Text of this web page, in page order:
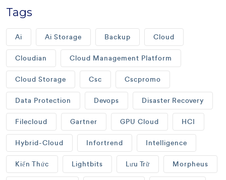
Tags
Ai Ai Storage Backup Cloud
Cloudian Cloud Management Platform
Cloud Storage Csc Cscpromo
Data Protection Devops Disaster Recovery
Filecloud Gartner GPU Cloud HCI
Hybrid-Cloud Infortrend Intelligence
Kiến Thức Lightbits Lưu Trữ Morpheus